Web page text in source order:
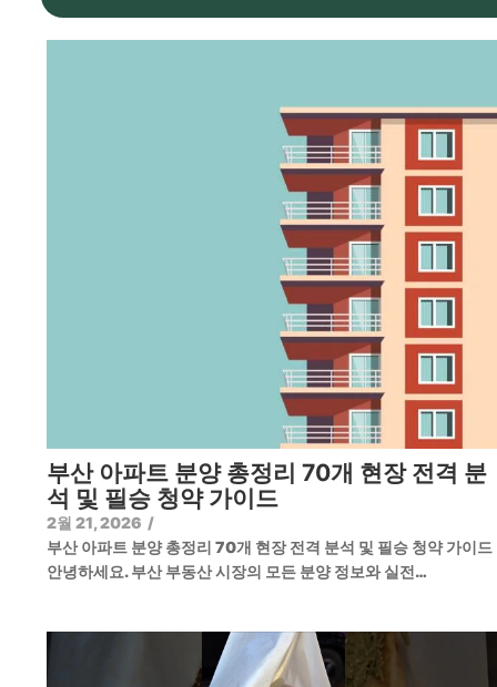
부산 아파트 분양 총정리 70개 현장 전격 분
석 및 필승 청약 가이드
2월 21, 2026 /
부산 아파트 분양 총정리 70개 현장 전격 분석 및 필승 청약 가이
안녕하세요. 부산 부동산 시장의 모든 분양 정보와 실전…